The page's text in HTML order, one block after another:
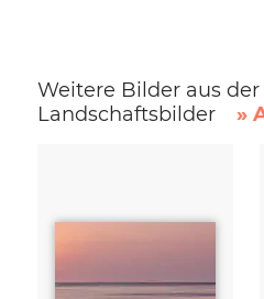
Weitere Bilder aus
Landschaftsbilder
»